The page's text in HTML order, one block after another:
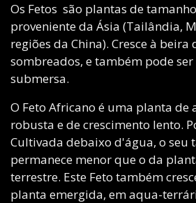
Os Fetos são plantas de
proveniente da Ásia (Tailândia,
regiões da China). Cresce à beira
sombreados, e também pode
submersa.
O Feto Africano é uma planta de
robusta e de crescimento lento.
Cultivada debaixo d'água, o seu
permanece menor que o da
terrestre. Este Feto também
planta emergida, em aqua-